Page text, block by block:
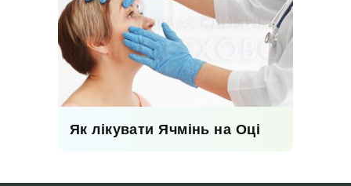
Як лікувати Ячмінь на Оці